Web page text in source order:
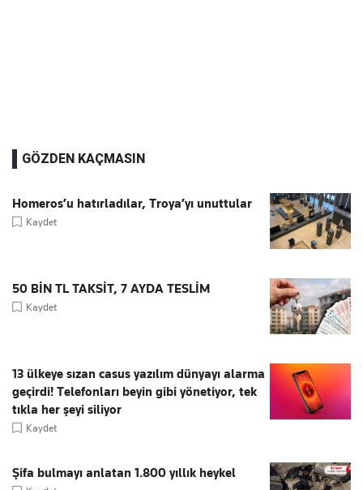
GÖZDEN KAÇMASIN
Homeros’u hatırladılar, Troya’yı unuttular
Kaydet
50 BİN TL TAKSİT, 7 AYDA TESLİM
Kaydet
13 ülkeye sızan casus yazılım dünyayı alarma
geçirdi! Telefonları beyin gibi yönetiyor, tek
tıkla her şeyi siliyor
Kaydet
Şifa bulmayı anlatan 1.800 yıllık heykel